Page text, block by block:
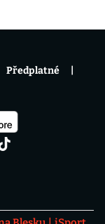
Předplatné